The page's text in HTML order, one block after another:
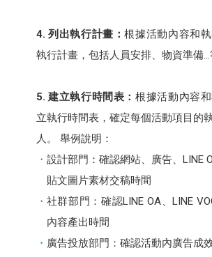
4. 列出執行計畫：根據活動內容和
執行計畫，包括人員安排、物資準備...
5. 建立執行時間表：根據活動內容
立執行時間表，確定每個活動項目的
人。 舉例說明：
設計部門：確認網站、廣告、LINE
貼文圖片素材交稿時間
社群部門：確認LINE OA、LINE
內容產出時間
廣告投放部門：確認活動內廣告成